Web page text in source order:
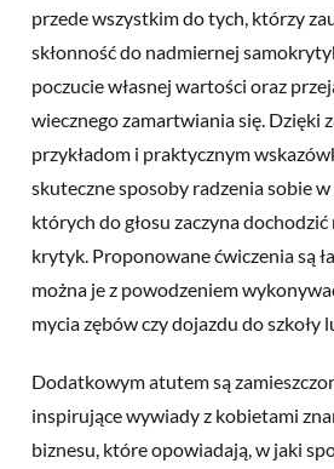
przede wszystkim do tych, którzy
skłonność do nadmiernej
poczucie własnej wartości oraz
wiecznego zamartwiania się. Dzięki
przykładom i praktycznym
skuteczne sposoby radzenia sobie
których do głosu zaczyna
krytyk. Proponowane ćwiczenia są
można je z powodzeniem
mycia zębów czy dojazdu do szkoły
Dodatkowym atutem są
inspirujące wywiady z kobietami
biznesu, które opowiadają, w jaki